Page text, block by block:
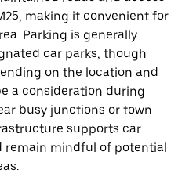
making it convenient for
Parking is generally
car parks, though
on the location and
a consideration during
busy junctions or town
supports car
remain mindful of potential